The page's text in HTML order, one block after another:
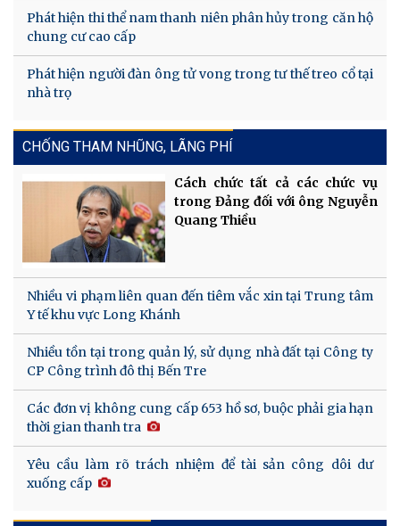
Phát hiện thi thể nam thanh niên phân hủy trong căn hộ
chung cư cao cấp
Phát hiện người đàn ông tử vong trong tư thế treo cổ tại
nhà trọ
CHỐNG THAM NHŨNG, LÃNG PHÍ
Cách chức tất cả các chức vụ
trong Đảng đối với ông Nguyễn
Quang Thiều
Nhiều vi phạm liên quan đến tiêm vắc xin tại Trung tâm
Y tế khu vực Long Khánh
Nhiều tồn tại trong quản lý, sử dụng nhà đất tại Công ty
CP Công trình đô thị Bến Tre
Các đơn vị không cung cấp 653 hồ sơ, buộc phải gia hạn
thời gian thanh tra
Yêu cầu làm rõ trách nhiệm để tài sản công dôi dư
xuống cấp